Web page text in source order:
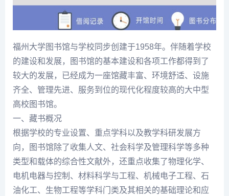
福州大学图书馆与学校同步创建于1958年。伴随着学校
的建设和发展，图书馆的基本建设和各项工作都得到了
较大的发展，已经成为一座馆藏丰富、环境舒适、设施
齐全、管理先进、服务到位的现代化程度较高的大中型
高校图书馆。
一、藏书概况
根据学校的专业设置、重点学科以及教学科研发展方
向，图书馆除了收集人文、社会科学及管理科学等多种
类型和载体的综合性文献外，还重点收集了物理化学、
电机电器与控制、材料科学与工程、机械电子工程、石
油化工、生物工程等学科门类及其相关的基础理论和应